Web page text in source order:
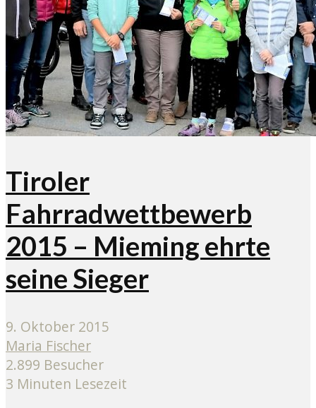
Tiroler
Fahrradwettbewerb
2015 – Mieming ehrte
seine Sieger
9. Oktober 2015
Maria Fischer
2.899 Besucher
3 Minuten Lesezeit